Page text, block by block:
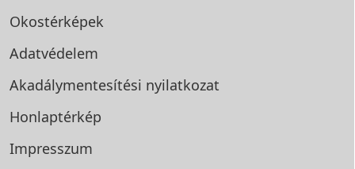
Okostérképek
Adatvédelem
Akadálymentesítési nyilatkozat
Honlaptérkép
Impresszum